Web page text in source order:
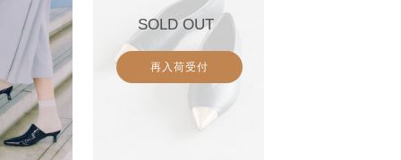
SOLD OUT
再入荷受付